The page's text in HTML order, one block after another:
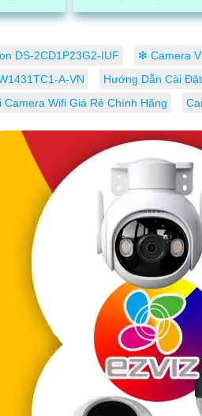
DS-2CD1P23G2-IUF ❇ Camera
A-VN
Hướng Dẫn Cài
Camera Wifi Giá Rẻ Chính Hãng